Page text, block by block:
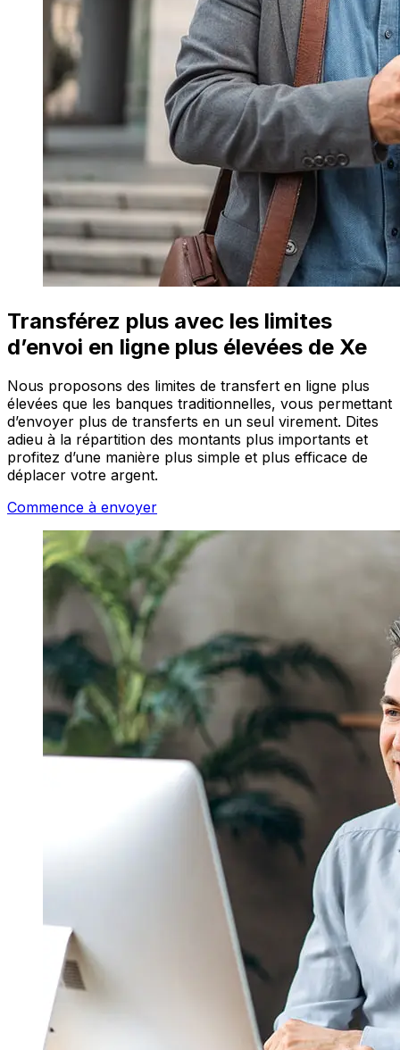
Transférez plus avec les limites
d’envoi en ligne plus élevées de Xe
Nous proposons des limites de transfert en ligne plus
élevées que les banques traditionnelles, vous permettant
d’envoyer plus de transferts en un seul virement. Dites
adieu à la répartition des montants plus importants et
profitez d’une manière plus simple et plus efficace de
déplacer votre argent.
Commence à envoyer